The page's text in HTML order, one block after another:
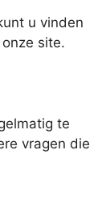
u vinden
site.
te
vragen die